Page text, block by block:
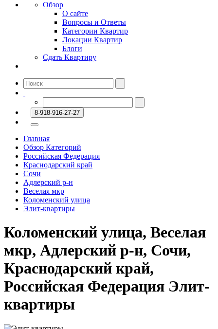
Обзор
О сайте
Вопросы и Ответы
Категории Квартир
Локации Квартир
Блоги
Сдать Квартиру
8-918-916-27-27
Главная
Обзор Категорий
Российская Федерация
Краснодарский край
Сочи
Адлерский р-н
Веселая мкр
Коломенский улица
Элит-квартиры
Коломенский улица, Веселая
мкр, Адлерский р-н, Сочи,
Краснодарский край,
Российская Федерация Элит-
квартиры